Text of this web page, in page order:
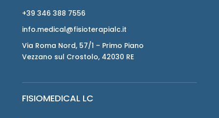
+39 346 388 7556
info.medical@fisioterapialc.it
Via Roma Nord, 57/1 – Primo Piano
Vezzano sul Crostolo, 42030 RE
FISIOMEDICAL LC